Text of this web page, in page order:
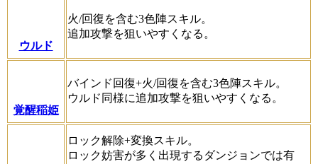
ウルド
火/回復を含む3色陣スキル。
追加攻撃を狙いやすくなる。
覚醒稲姫
バインド回復+火/回復を含む3色陣スキル。
ウルド同様に追加攻撃を狙いやすくなる。
ロック解除+変換スキル。
ロック妨害が多く出現するダンジョンでは有